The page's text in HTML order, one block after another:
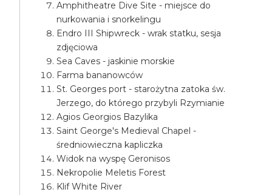
Amphitheatre Dive Site - miejsce do
nurkowania i snorkelingu
Endro III Shipwreck - wrak statku, sesja
zdjęciowa
Sea Caves - jaskinie morskie
Farma bananowców
St. Georges port - starożytna zatoka św.
Jerzego, do którego przybyli Rzymianie
Agios Georgios Bazylika
Saint George's Medieval Chapel -
średniowieczna kapliczka
Widok na wyspę Geronisos
Nekropolie Meletis Forest
Klif White River